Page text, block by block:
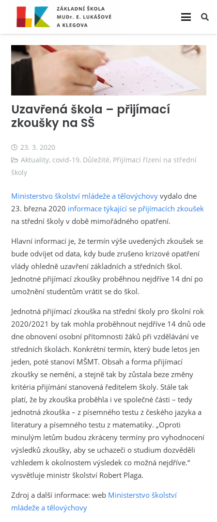
Uzavřená škola – přijímací
zkoušky na SŠ
23. 3. 2020
Aktuality, covid-19, Důležité, Přijímací řízení na střední
školy
Ministerstvo školství mládeže a tělovýchovyvydalo dne
23. března 2020 informace týkající se přijímacích zkoušek
na střední školy v době mimořádného opatření.
Hlavní informací je, že termín výše uvedených zkoušek se
bude odvíjet od data, kdy bude zrušeno krizové opatření
vlády ohledně uzavření základních a středních škol.
Jednotné přijímací zkoušky proběhnou nejdříve 14 dní po
umožnění studentům vrátit se do škol.
Jednotná přijímací zkouška na střední školy pro školní rok
2020/2021 by tak mohla proběhnout nejdříve 14 dnů ode
dne obnovení osobní přítomnosti žáků při vzdělávání ve
středních školách. Konkrétní termín, který bude letos jen
jeden, poté stanoví MŠMT. Obsah a forma přijímací
zkoušky se nemění, a stejně tak by zůstala beze změny
kritéria přijímání stanovená ředitelem školy. Stále tak
platí, že by zkouška proběhla i ve společné části – tedy
jednotná zkouška – z písemného testu z českého jazyka a
literatury a písemného testu z matematiky. „Oproti
minulým letům budou zkráceny termíny pro vyhodnocení
výsledků zkoušky, aby se uchazeči o studium dozvěděli
vzhledem k okolnostem výsledek co možná nejdříve.“
vysvětluje ministr školství Robert Plaga.
Zdroj a další informace: web Ministerstvo školství
mládeže a tělovýchovy